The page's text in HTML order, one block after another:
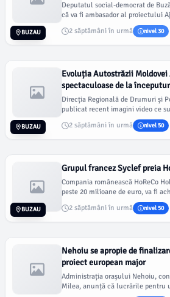
Deputatul social-democrat de
că va fi ambasador al proiectului
2 săptămâni în urmă
nivel 30
BUZAU
Evoluția Autostrăzii
spectaculoase de la
Direcția Regională de Drumuri și
publicat recent imagini video ce
2 săptămâni în urmă nivel 50
BUZAU
Grupul francez Syclef preia
Compania românească HoReCo
peste 20 milioane de euro, va fi
2 săptămâni în urmă
nivel 50
BUZAU
Nehoiu se apropie de
proiect european major
Administrația orașului Nehoiu,
Milea, anunță că lucrările pentru